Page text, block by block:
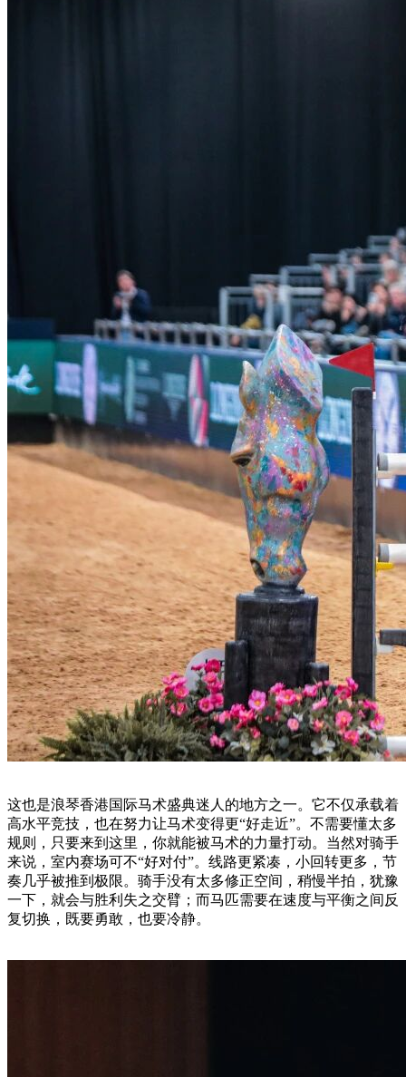
这也是浪琴香港国际马术盛典迷人的地方之一。它不仅承载着
高水平竞技，也在努力让马术变得更“好走近”。不需要懂太多
规则，只要来到这里，你就能被马术的力量打动。当然对骑手
来说，室内赛场可不“好对付”。线路更紧凑，小回转更多，节
奏几乎被推到极限。骑手没有太多修正空间，稍慢半拍，犹豫
一下，就会与胜利失之交臂；而马匹需要在速度与平衡之间反
复切换，既要勇敢，也要冷静。